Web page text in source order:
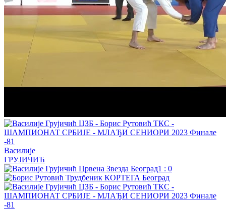
Василије
ГРУЈИЧИЋ
1 : 0